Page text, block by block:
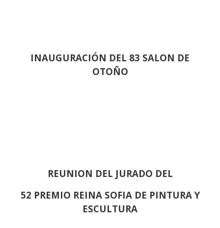
INAUGURACIÓN DEL 83 SALON DE
OTOÑO
REUNION DEL JURADO DEL
52 PREMIO REINA SOFIA DE PINTURA Y
ESCULTURA